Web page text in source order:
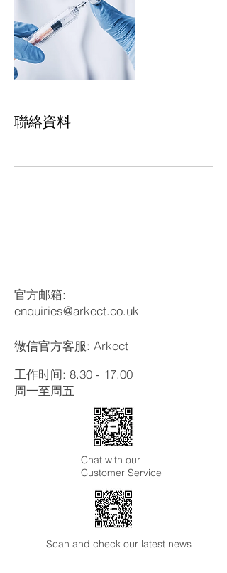
聯絡資料
官方邮箱:
enquiries@arkect.co.uk
微信官方客服: Arkect
工作时间: 8.30 - 17.00
​周一至周五
Chat with our
Customer Service
Scan and check our latest news